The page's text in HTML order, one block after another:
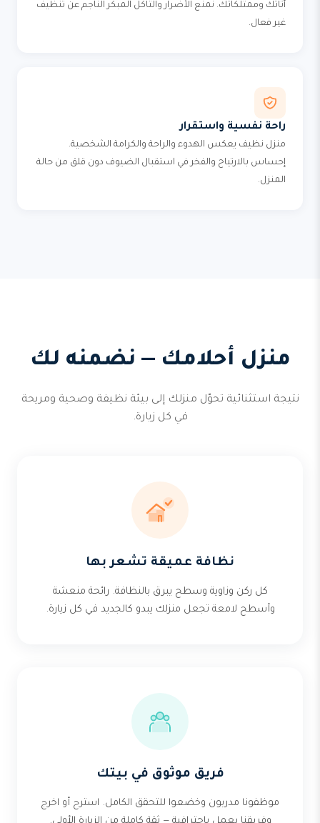
أثاثك وممتلكاتك. نمنع الأضرار والتآكل المبكر الناجم عن تنظيف
غير فعال.
راحة نفسية واستقرار
منزل نظيف يعكس الهدوء والراحة والكرامة الشخصية.
إحساس بالارتياح والفخر في استقبال الضيوف دون قلق من حالة
المنزل.
منزل أحلامك — نضمنه لك
نتيجة استثنائية تحوّل منزلك إلى بيئة نظيفة وصحية ومريحة
في كل زيارة.
نظافة عميقة تشعر بها
كل ركن وزاوية وسطح يبرق بالنظافة. رائحة منعشة
وأسطح لامعة تجعل منزلك يبدو كالجديد في كل زيارة.
فريق موثوق في بيتك
موظفونا مدربون وخضعوا للتحقق الكامل. استرح أو اخرج